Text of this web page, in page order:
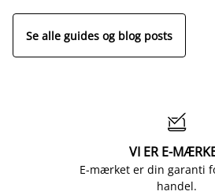
Se alle guides og blog posts

VI ER E-
E-mærket er din garanti
handel.